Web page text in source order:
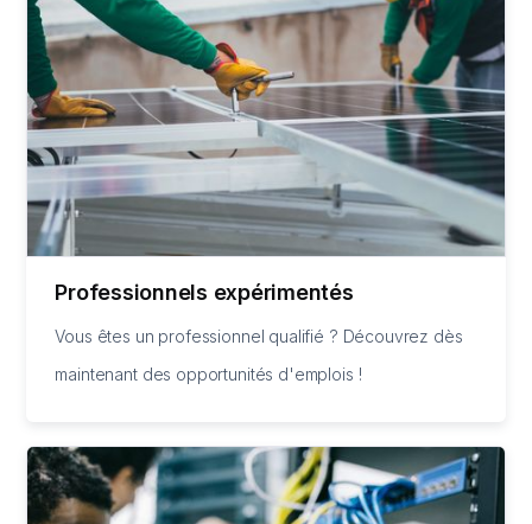
Professionnels expérimentés
Vous êtes un professionnel qualifié ? Découvrez dès
maintenant des opportunités d'emplois !